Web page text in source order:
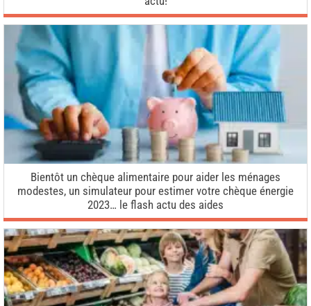
Bientôt un chèque alimentaire pour aider les ménages
modestes, un simulateur pour estimer votre chèque énergie
2023… le flash actu des aides